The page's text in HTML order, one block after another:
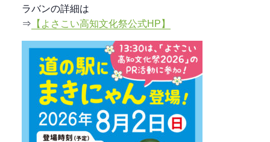
ラバンの詳細は
⇒ 【よさこい高知文化祭公式HP】